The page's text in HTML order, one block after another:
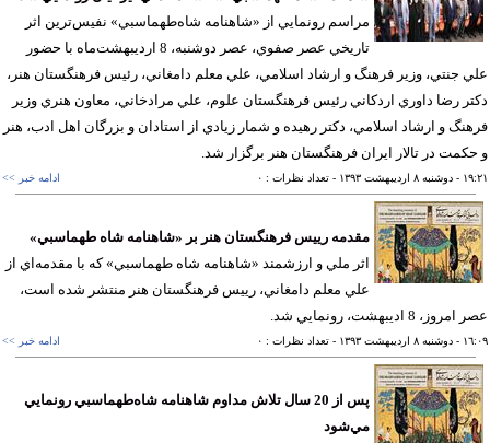
مراسم رونمايي از «شاهنامه شاه‌طهماسبي» نفيس‌ترين اثر
تاريخي عصر صفوي، عصر دوشنبه، 8 ارديبهشت‌ماه با حضور
جنتي، وزير فرهنگ و ارشاد اسلامي، علي معلم دامغاني، رئيس فرهنگستان هنر،
رضا داوري اردكاني رئيس فرهنگستان علوم، علي مرادخاني، معاون هنري وزير
و ارشاد اسلامي، دكتر رهيده و شمار زيادي از استادان و بزرگان اهل ادب، هنر
در تالار ايران فرهنگستان هنر برگزار شد.
- دوشنبه ٨ ارديبهشت ١٣٩٣ - تعداد نظرات : ٠ ادامه خبر >>
مقدمه رييس فرهنگستان هنر بر «شاهنامه شاه‌ طهماسبي»
اثر ملي و ارزشمند «شاهنامه شاه ‌طهماسبي» كه با مقدمه‌اي از
علي معلم دامغاني، رييس فرهنگستان هنر منتشر شده است،
8 اديبهشت، رونمايي شد.
- دوشنبه ٨ ارديبهشت ١٣٩٣ - تعداد نظرات : ٠ ادامه خبر >>
پس از 20 سال تلاش مداوم شاهنامه شاه‌طهماسبي رونمايي
مي‌شود